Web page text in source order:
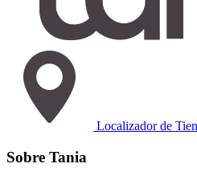
Localizador de
Sobre Tania